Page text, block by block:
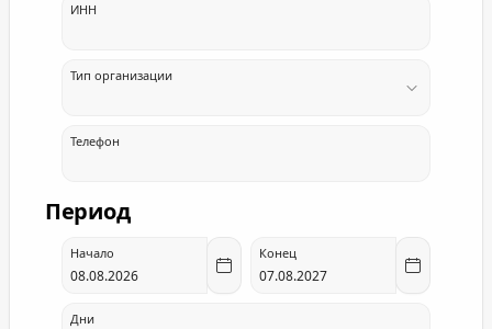
ИНН
Тип организации
Телефон
Период
Начало Конец
Дни